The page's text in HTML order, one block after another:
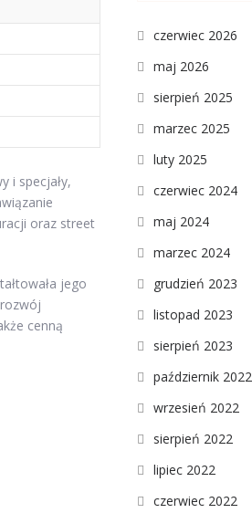
i specjały,
oraz street
jego
cenną
czerwiec 2026
maj 2026
sierpień 2025
marzec 2025
luty 2025
czerwiec 2024
maj 2024
marzec 2024
grudzień 2023
listopad 2023
sierpień 2023
październik 2022
wrzesień 2022
sierpień 2022
lipiec 2022
czerwiec 2022